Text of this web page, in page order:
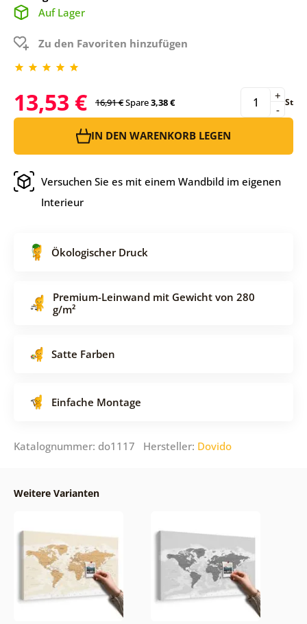
Auf Lager
Zu den Favoriten hinzufügen
13,53 € 16,91 €Spare3,38 € -
+ St
IN DEN WARENKORB LEGEN
Versuchen Sie es mit einem Wandbild im eigenen
Interieur
Ökologischer Druck
Premium-Leinwand mit Gewicht von 280
g/m²
Satte Farben
Einfache Montage
Katalognummer: do1117 Hersteller: Dovido
Weitere Varianten